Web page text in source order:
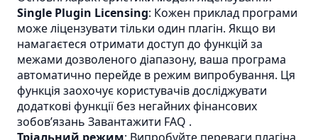
Single Plugin Licensing: Кожен приклад програми
може ліцензувати тільки один плагін. Якщо ви
намагаєтеся отримати доступ до функцій за
межами дозволеного діапазону, ваша програма
автоматично перейде в режим випробування. Ця
функція заохочує користувачів досліджувати
додаткові функції без негайних фінансових
зобов’язань Завантажити FAQ .